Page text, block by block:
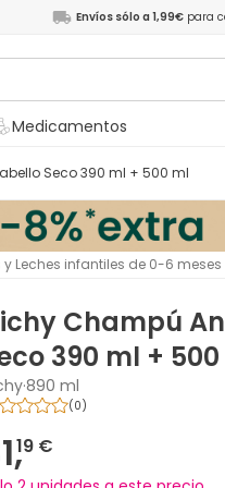
Envíos sólo a 1,99€ para
Medicamentos
Seco 390 ml + 500 ml
Leches infantiles de 0-6
Champú
390 ml +
·890 ml
(0)
19 €